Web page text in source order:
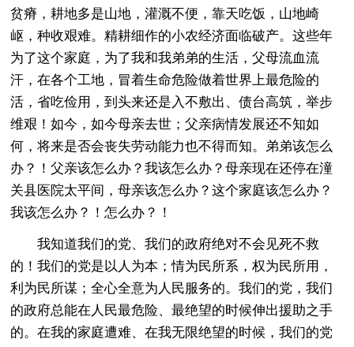
贫瘠，耕地多是山地，灌溉不便，靠天吃饭，山地崎
岖，种收艰难。精耕细作的小农经济面临破产。这些年
为了这个家庭，为了我和我弟弟的生活，父母流血流
汗，在各个工地，冒着生命危险做着世界上最危险的
活，省吃俭用，到头来还是入不敷出、债台高筑，举步
维艰！如今，如今母亲去世；父亲病情发展还不知如
何，将来是否会丧失劳动能力也不得而知。弟弟该怎么
办？！父亲该怎么办？我该怎么办？母亲现在还停在潼
关县医院太平间，母亲该怎么办？这个家庭该怎么办？
我该怎么办？！怎么办？！
我知道我们的党、我们的政府绝对不会见死不救
的！我们的党是以人为本；情为民所系，权为民所用，
利为民所谋；全心全意为人民服务的。我们的党，我们
的政府总能在人民最危险、最绝望的时候伸出援助之手
的。在我的家庭遭难、在我无限绝望的时候，我们的党